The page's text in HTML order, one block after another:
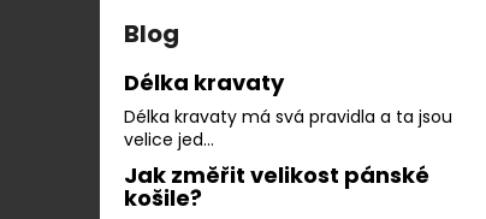
Blog
Délka kravaty
Délka kravaty má svá pravidla a ta jsou
velice jed...
Jak změřit velikost pánské
košile?